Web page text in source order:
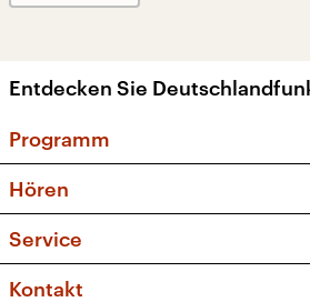
Entdecken Sie
Programm
Sendungen und Podcasts
Musikliste
Kakadu – Das
Hören
Frequenzen (UKW + DAB+)
Service
FAQ
Kontakt